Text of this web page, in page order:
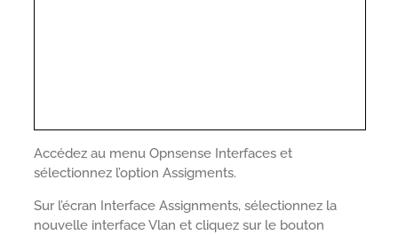
Accédez au menu Opnsense Interfaces et
sélectionnez l’option Assigments.
Sur l’écran Interface Assignments, sélectionnez la
nouvelle interface Vlan et cliquez sur le bouton